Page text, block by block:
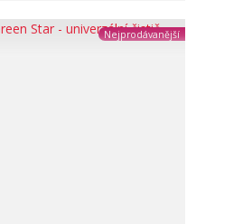
Nejprodávanější